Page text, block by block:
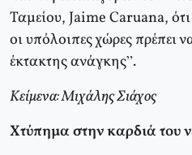
Ταμείου, Jaime Caruana,
οι υπόλοιπες χώρες πρέπει
έκτακτης ανάγκης”.
Κείμενα: Μιχάλης Σιάχος
Χτύπημα στην καρδιά του